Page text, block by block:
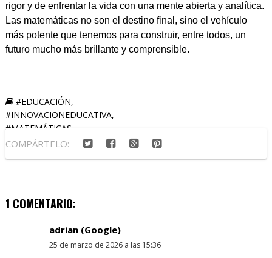
rigor y de enfrentar la vida con una mente abierta y analítica.
Las matemáticas no son el destino final, sino el vehículo
más potente que tenemos para construir, entre todos, un
futuro mucho más brillante y comprensible.
#EDUCACIÓN,
#INNOVACIONEDUCATIVA,
#MATEMÁTICAS
COMPÁRTELO:
1 COMENTARIO:
adrian (Google)
25 de marzo de 2026 a las 15:36